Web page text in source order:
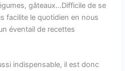
gâteaux…Difficile de se
facilite le quotidien en nous
éventail de recettes
indispensable, il est donc